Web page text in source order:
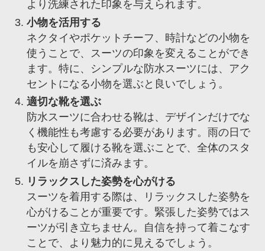
より洗練された印象を与えられます。
小物を活用する
ネクタイやポケットチーフ、時計などの小物を
使うことで、スーツの印象を変えることができ
ます。特に、シンプルな防水スーツには、アク
セントになる小物を選ぶと良いでしょう。
適切な靴を選ぶ
防水スーツに合わせる靴は、デザインだけでな
く機能性も考慮する必要があります。雨の日で
も安心して履ける靴を選ぶことで、全体のスタ
イルを崩さずに済みます。
リラックスした姿勢を心がける
スーツを着用する際は、リラックスした姿勢を
心がけることが重要です。緊張した姿勢ではス
ーツが引き立ちません。自信を持って着こなす
ことで、より魅力的に見えるでしょう。